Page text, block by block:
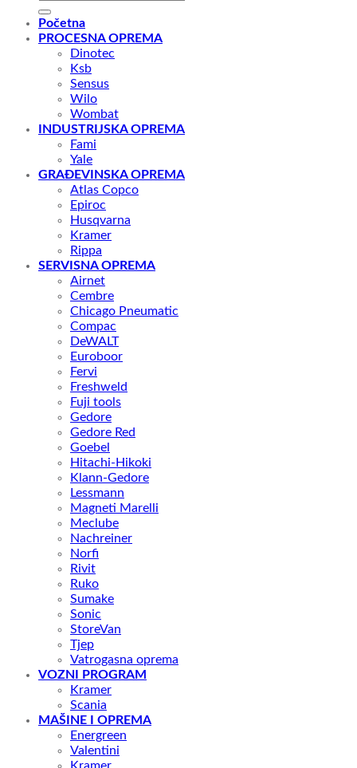
Početna
PROCESNA OPREMA
Dinotec
Ksb
Sensus
Wilo
Wombat
INDUSTRIJSKA OPREMA
Fami
Yale
GRAĐEVINSKA OPREMA
Atlas Copco
Epiroc
Husqvarna
Kramer
Rippa
SERVISNA OPREMA
Airnet
Cembre
Chicago Pneumatic
Compac
DeWALT
Euroboor
Fervi
Freshweld
Fuji tools
Gedore
Gedore Red
Goebel
Hitachi-Hikoki
Klann-Gedore
Lessmann
Magneti Marelli
Meclube
Nachreiner
Norfi
Rivit
Ruko
Sumake
Sonic
StoreVan
Tjep
Vatrogasna oprema
VOZNI PROGRAM
Kramer
Scania
MAŠINE I OPREMA
Energreen
Valentini